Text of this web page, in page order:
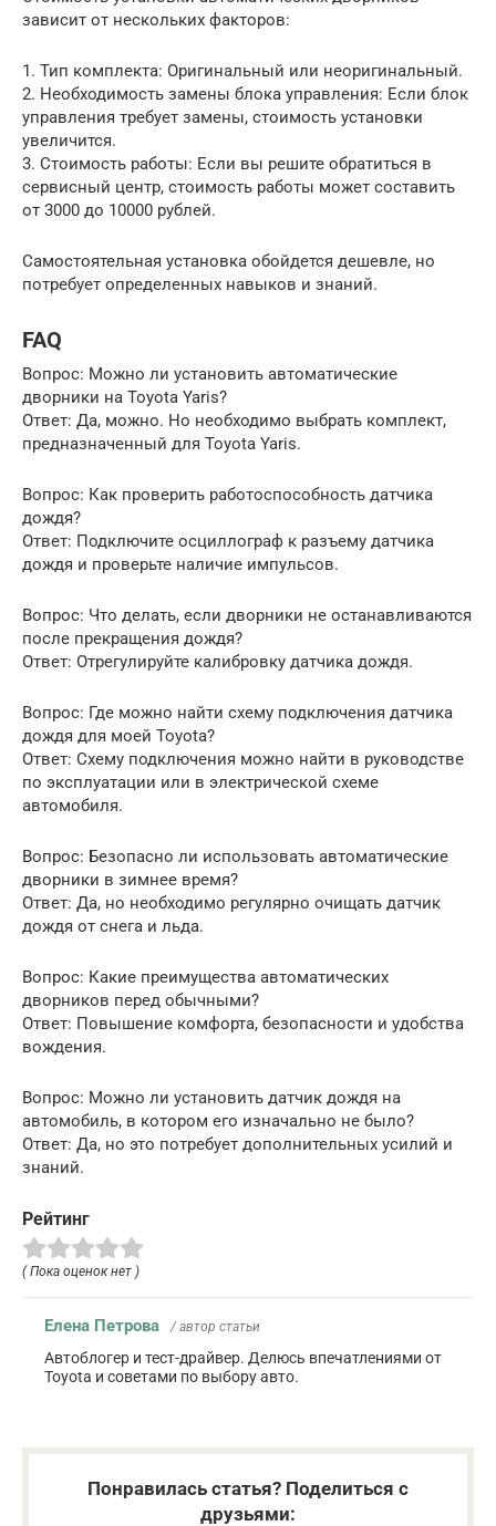
зависит от нескольких факторов:
1. Тип комплекта: Оригинальный или неоригинальный.
2. Необходимость замены блока управления: Если блок
управления требует замены, стоимость установки
увеличится.
3. Стоимость работы: Если вы решите обратиться в
сервисный центр, стоимость работы может составить
от 3000 до 10000 рублей.
Самостоятельная установка обойдется дешевле, но
потребует определенных навыков и знаний.
FAQ
Вопрос: Можно ли установить автоматические
дворники на Toyota Yaris?
Ответ: Да, можно. Но необходимо выбрать комплект,
предназначенный для Toyota Yaris.
Вопрос: Как проверить работоспособность датчика
дождя?
Ответ: Подключите осциллограф к разъему датчика
дождя и проверьте наличие импульсов.
Вопрос: Что делать, если дворники не останавливаются
после прекращения дождя?
Ответ: Отрегулируйте калибровку датчика дождя.
Вопрос: Где можно найти схему подключения датчика
дождя для моей Toyota?
Ответ: Схему подключения можно найти в руководстве
по эксплуатации или в электрической схеме
автомобиля.
Вопрос: Безопасно ли использовать автоматические
дворники в зимнее время?
Ответ: Да, но необходимо регулярно очищать датчик
дождя от снега и льда.
Вопрос: Какие преимущества автоматических
дворников перед обычными?
Ответ: Повышение комфорта, безопасности и удобства
вождения.
Вопрос: Можно ли установить датчик дождя на
автомобиль, в котором его изначально не было?
Ответ: Да, но это потребует дополнительных усилий и
знаний.
Рейтинг
( Пока оценок нет )
Елена Петрова / автор статьи
Автоблогер и тест-драйвер. Делюсь впечатлениями от
Toyota и советами по выбору авто.
Понравилась статья? Поделиться с
друзьями: